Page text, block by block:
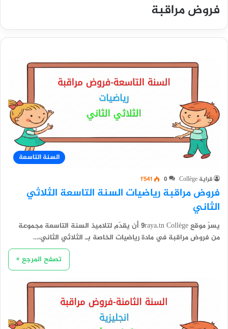
فروض مراقبة
السنة التاسعة
قراية Collège 0 1٬541
فروض مراقبة رياضيات السنة التاسعة الثلاثي
الثاني
يسرّ موقع 9raya.tn Collège أن يقدّم لتلاميذ السنة التاسعة مجموعة
من فروض مراقبة في مادة رياضيات الخاصة بـ الثلاثي الثاني،…
تصفح المرجع »